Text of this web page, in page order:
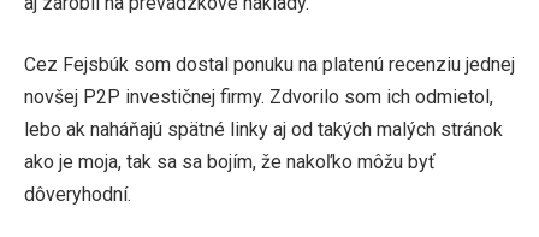
Cez Fejsbúk som dostal ponuku na platenú recenziu jednej
novšej P2P investičnej firmy. Zdvorilo som ich odmietol,
lebo ak naháňajú spätné linky aj od takých malých stránok
ako je moja, tak sa sa bojím, že nakoľko môžu byť
dôveryhodní.